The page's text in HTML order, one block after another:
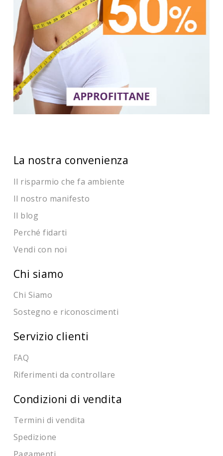
La nostra convenienza
Il risparmio che fa ambiente
Il nostro manifesto
Il blog
Perché fidarti
Vendi con noi
Chi siamo
Chi Siamo
Sostegno e riconoscimenti
Servizio clienti
FAQ
Riferimenti da controllare
Condizioni di vendita
Termini di vendita
Spedizione